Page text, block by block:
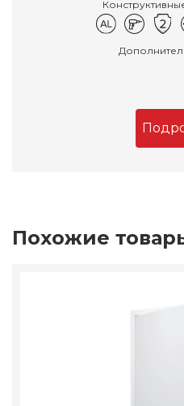
Похожие